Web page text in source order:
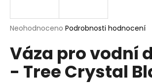
Průměrné
produktu
je
z
Neohodnoceno Podrobnosti hodnocení
Váza pro vodní
- Tree Crystal
HLEDAT
D
o